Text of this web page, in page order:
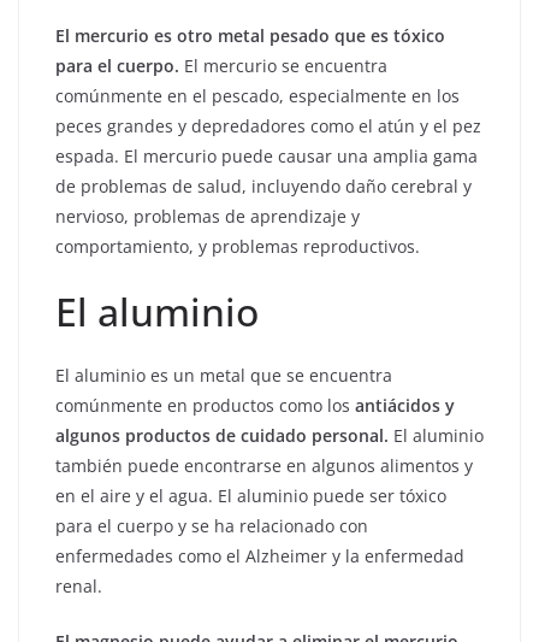
El mercurio es otro metal pesado que es tóxico
para el cuerpo. El mercurio se encuentra
comúnmente en el pescado, especialmente en los
peces grandes y depredadores como el atún y el pez
espada. El mercurio puede causar una amplia gama
de problemas de salud, incluyendo daño cerebral y
nervioso, problemas de aprendizaje y
comportamiento, y problemas reproductivos.
El aluminio
El aluminio es un metal que se encuentra
comúnmente en productos como los antiácidos y
algunos productos de cuidado personal. El aluminio
también puede encontrarse en algunos alimentos y
en el aire y el agua. El aluminio puede ser tóxico
para el cuerpo y se ha relacionado con
enfermedades como el Alzheimer y la enfermedad
renal.